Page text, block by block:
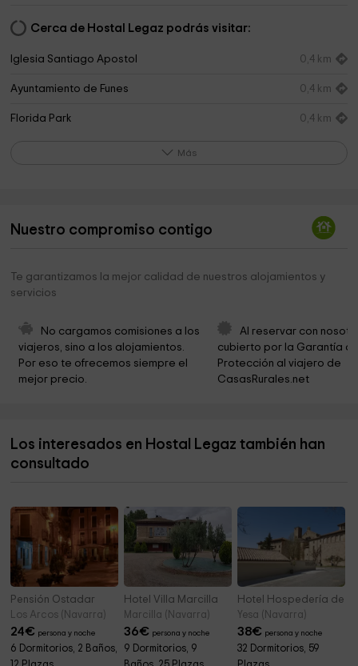
Cerca de Hostal Legaz podrás visitar:
Iglesia Santiago Apostol 0,4 km
Ayuntamiento de Funes 0,4 km
Florida Park 0,4 km
Ermita Cristo del Calvario de Funes
Sotos de Gil y Ramal Hondo 1,0 km
Monumento
Ermita del Gurugú
Zona recreativa
Barranco del Rey 2,5 km
Cementerio Municipal de Marcilla 4,2 km
Más
Nuestro compromiso contigo
Te garantizamos la mejor calidad de nuestros alojamientos y
servicios
No cargamos comisiones a los
viajeros, sino a los alojamientos.
Por eso te ofrecemos siempre el
mejor precio.
Al reservar con
cubierto por la Garantía
Protección al viajero de
CasasRurales.net
Los interesados en Hostal Legaz también han
consultado
Pensión Ostadar
Los Arcos (Navarra)
24€ persona y noche
6 Dormitorios, 2 Baños,
Hotel Villa Marcilla
Marcilla (Navarra)
36€ persona y noche
9 Dormitorios, 9
Hotel Hospedería de
Yesa (Navarra)
38€ persona y noche
32 Dormitorios, 59